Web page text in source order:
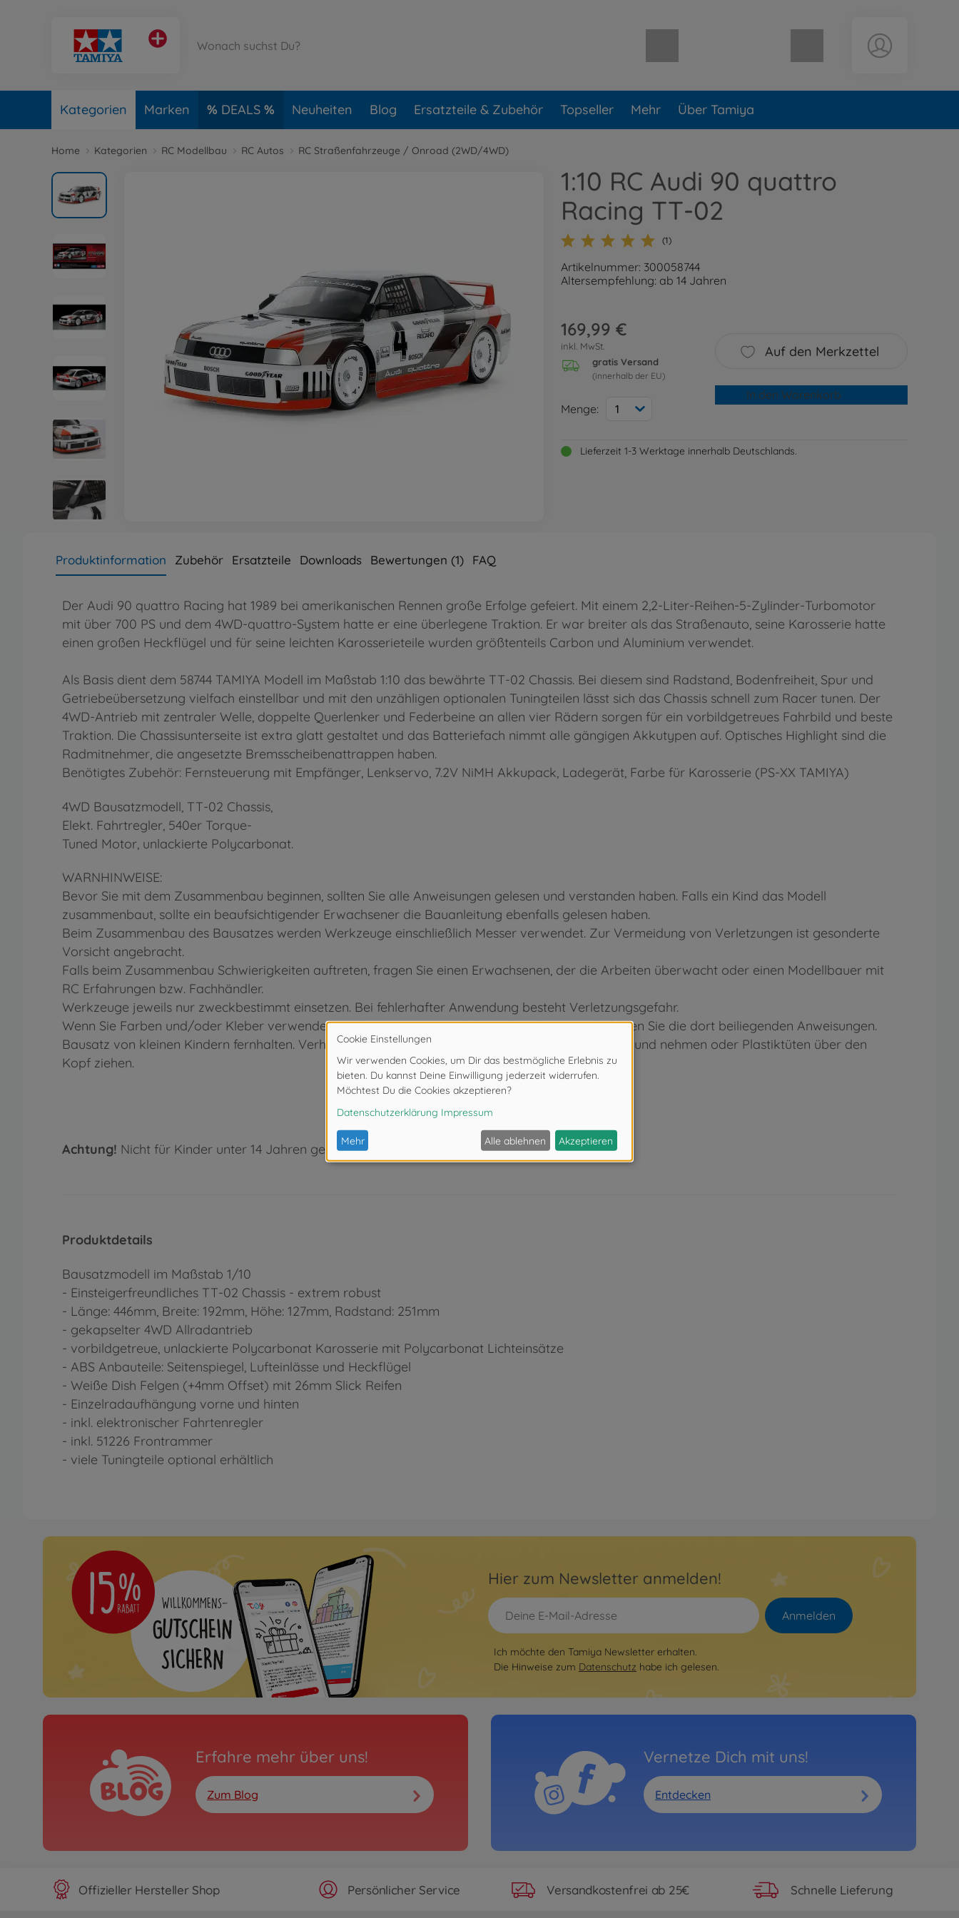
Warenkorb leer
Kategorien Marken DEALS Neuheiten Blog Ersatzteile & Zubehör Topseller Mehr Über Tamiya
Home Kategorien RC Modellbau RC Autos RC Straßenfahrzeuge / Onroad (2WD/4WD)
1:10 RC Audi 90 quattro
Racing TT-02
(1)
Artikelnummer: 300058744
Altersempfehlung: ab 14 Jahren
169,99 €
inkl. MwSt.
gratis Versand
(innerhalb der EU)
Menge: 1
Auf den Merkzettel
In den Warenkorb
Lieferzeit 1-3 Werktage innerhalb Deutschlands.
Produktinformation Zubehör Ersatzteile Downloads Bewertungen (1) FAQ
Der Audi 90 quattro Racing hat 1989 bei amerikanischen Rennen große Erfolge gefeiert. Mit einem 2,2-Liter-Reihen-5-Zylinder-Turbomotor
mit über 700 PS und dem 4WD-quattro-System hatte er eine überlegene Traktion. Er war breiter als das Straßenauto, seine Karosserie hatte
einen großen Heckflügel und für seine leichten Karosserieteile wurden größtenteils Carbon und Aluminium verwendet.
Als Basis dient dem 58744 TAMIYA Modell im Maßstab 1:10 das bewährte TT-02 Chassis. Bei diesem sind Radstand, Bodenfreiheit, Spur und
Getriebeübersetzung vielfach einstellbar und mit den unzähligen optionalen Tuningteilen lässt sich das Chassis schnell zum Racer tunen. Der
4WD-Antrieb mit zentraler Welle, doppelte Querlenker und Federbeine an allen vier Rädern sorgen für ein vorbildgetreues Fahrbild und beste
Traktion. Die Chassisunterseite ist extra glatt gestaltet und das Batteriefach nimmt alle gängigen Akkutypen auf. Optisches Highlight sind die
Radmitnehmer, die angesetzte Bremsscheibenattrappen haben.
Benötigtes Zubehör: Fernsteuerung mit Empfänger, Lenkservo, 7.2V NiMH Akkupack, Ladegerät, Farbe für Karosserie (PS-XX TAMIYA)
4WD Bausatzmodell, TT-02 Chassis,
Elekt. Fahrtregler, 540er Torque-
Tuned Motor, unlackierte Polycarbonat.
WARNHINWEISE:
Bevor Sie mit dem Zusammenbau beginnen, sollten Sie alle Anweisungen gelesen und verstanden haben. Falls ein Kind das Modell
zusammenbaut, sollte ein beaufsichtigender Erwachsener die Bauanleitung ebenfalls gelesen haben.
Beim Zusammenbau des Bausatzes werden Werkzeuge einschließlich Messer verwendet. Zur Vermeidung von Verletzungen ist gesonderte
Vorsicht angebracht.
Falls beim Zusammenbau Schwierigkeiten auftreten, fragen Sie einen Erwachsenen, der die Arbeiten überwacht oder einen Modellbauer mit
RC Erfahrungen bzw. Fachhändler.
Werkzeuge jeweils nur zweckbestimmt einsetzen. Bei fehlerhafter Anwendung besteht Verletzungsgefahr.
Wenn Sie Farben und/oder Kleber verwenden (nicht im Bausatz enthalten), beachten und befolgen Sie die dort beiliegenden Anweisungen.
Bausatz von kleinen Kindern fernhalten. Verhüten Sie, dass Kinder irgendwelche Bauteile in den Mund nehmen oder Plastiktüten über den
Kopf ziehen.
Achtung! Nicht für Kinder unter 14 Jahren geeignet.
Produktdetails
Bausatzmodell im Maßstab 1/10
- Einsteigerfreundliches TT-02 Chassis - extrem robust
- Länge: 446mm, Breite: 192mm, Höhe: 127mm, Radstand: 251mm
- gekapselter 4WD Allradantrieb
- vorbildgetreue, unlackierte Polycarbonat Karosserie mit Polycarbonat Lichteinsätze
- ABS Anbauteile: Seitenspiegel, Lufteinlässe und Heckflügel
- Weiße Dish Felgen (+4mm Offset) mit 26mm Slick Reifen
- Einzelradaufhängung vorne und hinten
- inkl. elektronischer Fahrtenregler
- inkl. 51226 Frontrammer
- viele Tuningteile optional erhältlich
Hier zum Newsletter anmelden!
Anmelden
Ich möchte den Tamiya Newsletter erhalten.
Die Hinweise zum Datenschutz habe ich gelesen.
Erfahre mehr über uns!
Zum Blog
Vernetze Dich mit uns!
Entdecken
Offizieller Hersteller Shop Persönlicher Service Versandkostenfrei ab 25€ Schnelle Lieferung